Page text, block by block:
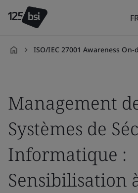
ISO/IEC 27001 Awareness On-
Management
Systèmes de
Informatique :
Sensibilisation